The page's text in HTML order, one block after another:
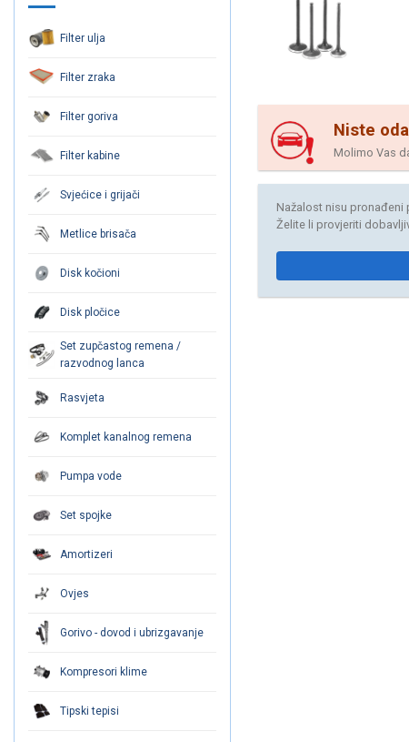
Filter ulja
Filter zraka
Filter goriva
Filter kabine
Svjećice i grijači
Metlice brisača
Disk kočioni
Disk pločice
Set zupčastog remena /
razvodnog lanca
Rasvjeta
Komplet kanalnog remena
Pumpa vode
Set spojke
Amortizeri
Ovjes
Gorivo - dovod i ubrizgavanje
Kompresori klime
Tipski tepisi
Niste
Molimo Vas
Nažalost nisu
Želite li provjeriti